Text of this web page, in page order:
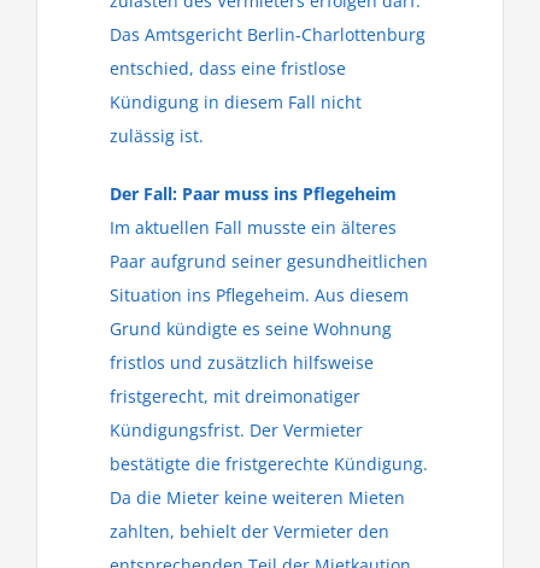
Das Amtsgericht Berlin-Charlottenburg
entschied, dass eine fristlose
Kündigung in diesem Fall nicht
zulässig ist.
Der Fall: Paar muss ins Pflegeheim
Im aktuellen Fall musste ein älteres
Paar aufgrund seiner gesundheitlichen
Situation ins Pflegeheim. Aus diesem
Grund kündigte es seine Wohnung
fristlos und zusätzlich hilfsweise
fristgerecht, mit dreimonatiger
Kündigungsfrist. Der Vermieter
bestätigte die fristgerechte Kündigung.
Da die Mieter keine weiteren Mieten
zahlten, behielt der Vermieter den